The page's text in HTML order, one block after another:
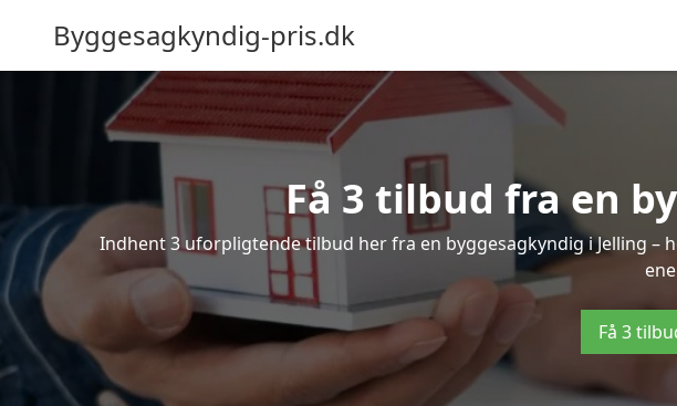
Byggesagkyndig-pris.dk
Få 3 tilbud fra en
Indhent 3 uforpligtende tilbud her fra en byggesagkyndig i Jelling
Få 3